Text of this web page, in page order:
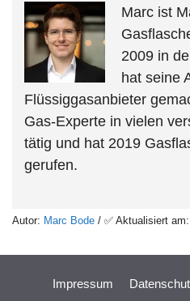
Marc ist
2009 in
hat seine
Flüssiggasanbieter
Gas-Experte in vielen
tätig und hat 2019
gerufen.
Autor: Marc Bode / ✅ Aktualisiert
Impressum